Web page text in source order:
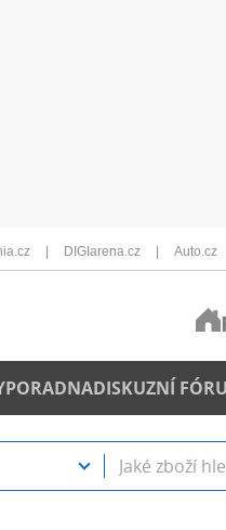
DIGIarena.cz Auto.cz
PORADNADISKUZNÍ